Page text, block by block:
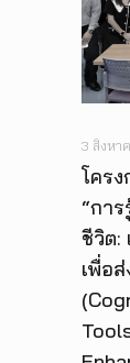
3 สิงหา
โคร
“กา
ชีวิต:
เพื่อ